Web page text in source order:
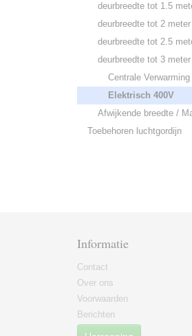
deurbreedte tot 1.5
deurbreedte tot 2 meter
deurbreedte tot 2.5
deurbreedte tot 3 meter
Centrale Verwarming
Elektrisch 400V
Afwijkende breedte /
Toebehoren luchtgordijn
Informatie
Contact
Over ons
Voorwaarden
Berichten